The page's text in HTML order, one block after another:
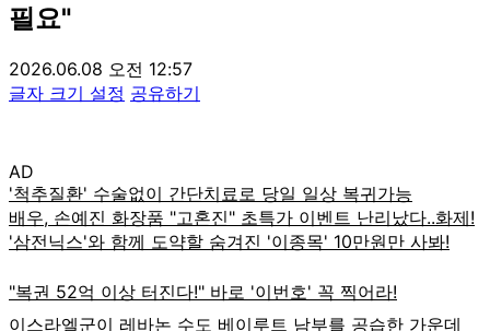
필요"
2026.06.08 오전 12:57
글자 크기 설정 공유하기
AD
이스라엘군이 레바논 수도 베이루트 남부를 공습한 가운데